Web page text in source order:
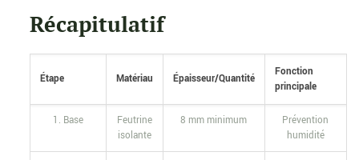
Récapitulatif
Étape Matériau Épaisseur/Quantité
Fonction
principale
1. Base
Feutrine
isolante
8 mm minimum
Prévention
humidité